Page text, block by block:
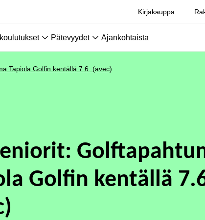
Kirjakauppa
Pätevyydet Ajankohtaista
Tapiola Golfin kentällä 7.6. (avec)
Golfin kentällä